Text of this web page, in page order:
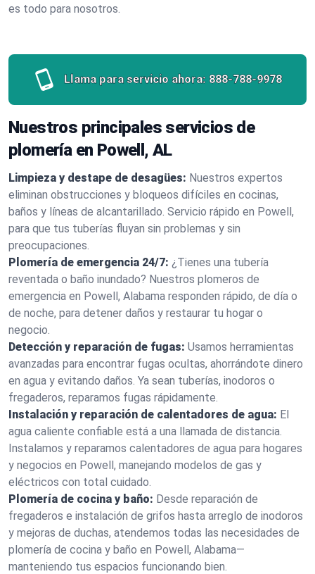
es todo para nosotros.
Llama para servicio ahora: 888-788-9978
Nuestros principales servicios de
plomería en Powell, AL
Limpieza y destape de desagües: Nuestros expertos
eliminan obstrucciones y bloqueos difíciles en cocinas,
baños y líneas de alcantarillado. Servicio rápido en Powell,
para que tus tuberías fluyan sin problemas y sin
preocupaciones.
Plomería de emergencia 24/7: ¿Tienes una tubería
reventada o baño inundado? Nuestros plomeros de
emergencia en Powell, Alabama responden rápido, de día o
de noche, para detener daños y restaurar tu hogar o
negocio.
Detección y reparación de fugas: Usamos herramientas
avanzadas para encontrar fugas ocultas, ahorrándote dinero
en agua y evitando daños. Ya sean tuberías, inodoros o
fregaderos, reparamos fugas rápidamente.
Instalación y reparación de calentadores de agua: El
agua caliente confiable está a una llamada de distancia.
Instalamos y reparamos calentadores de agua para hogares
y negocios en Powell, manejando modelos de gas y
eléctricos con total cuidado.
Plomería de cocina y baño: Desde reparación de
fregaderos e instalación de grifos hasta arreglo de inodoros
y mejoras de duchas, atendemos todas las necesidades de
plomería de cocina y baño en Powell, Alabama—
manteniendo tus espacios funcionando bien.